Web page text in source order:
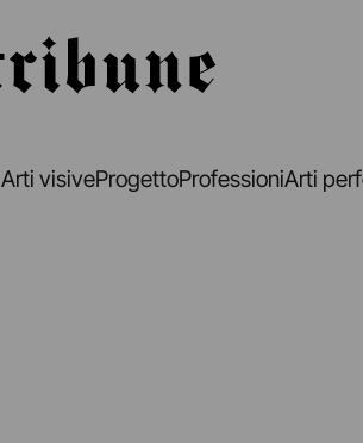
Arti visiveProgettoProfessioniArti